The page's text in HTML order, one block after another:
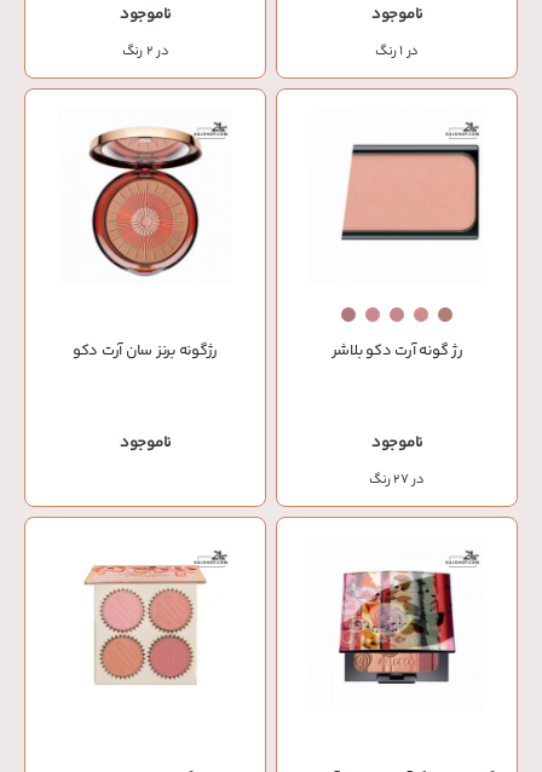
ناموجود
در 1 رنگ
ناموجود
در 2 رنگ
رژ گونه آرت دکو بلاشر
ناموجود
در 27 رنگ
رژگونه برنز سان آرت دکو
ناموجود